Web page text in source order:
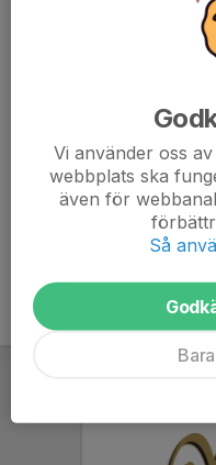
Välkomna till System 1
Inbjudan Askimspiruetten
Tidsschema
Gemensam uppvärmning
Vi använder oss
webbplats ska
även för
Så